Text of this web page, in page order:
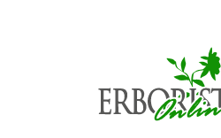
Vendita di Botaniche,